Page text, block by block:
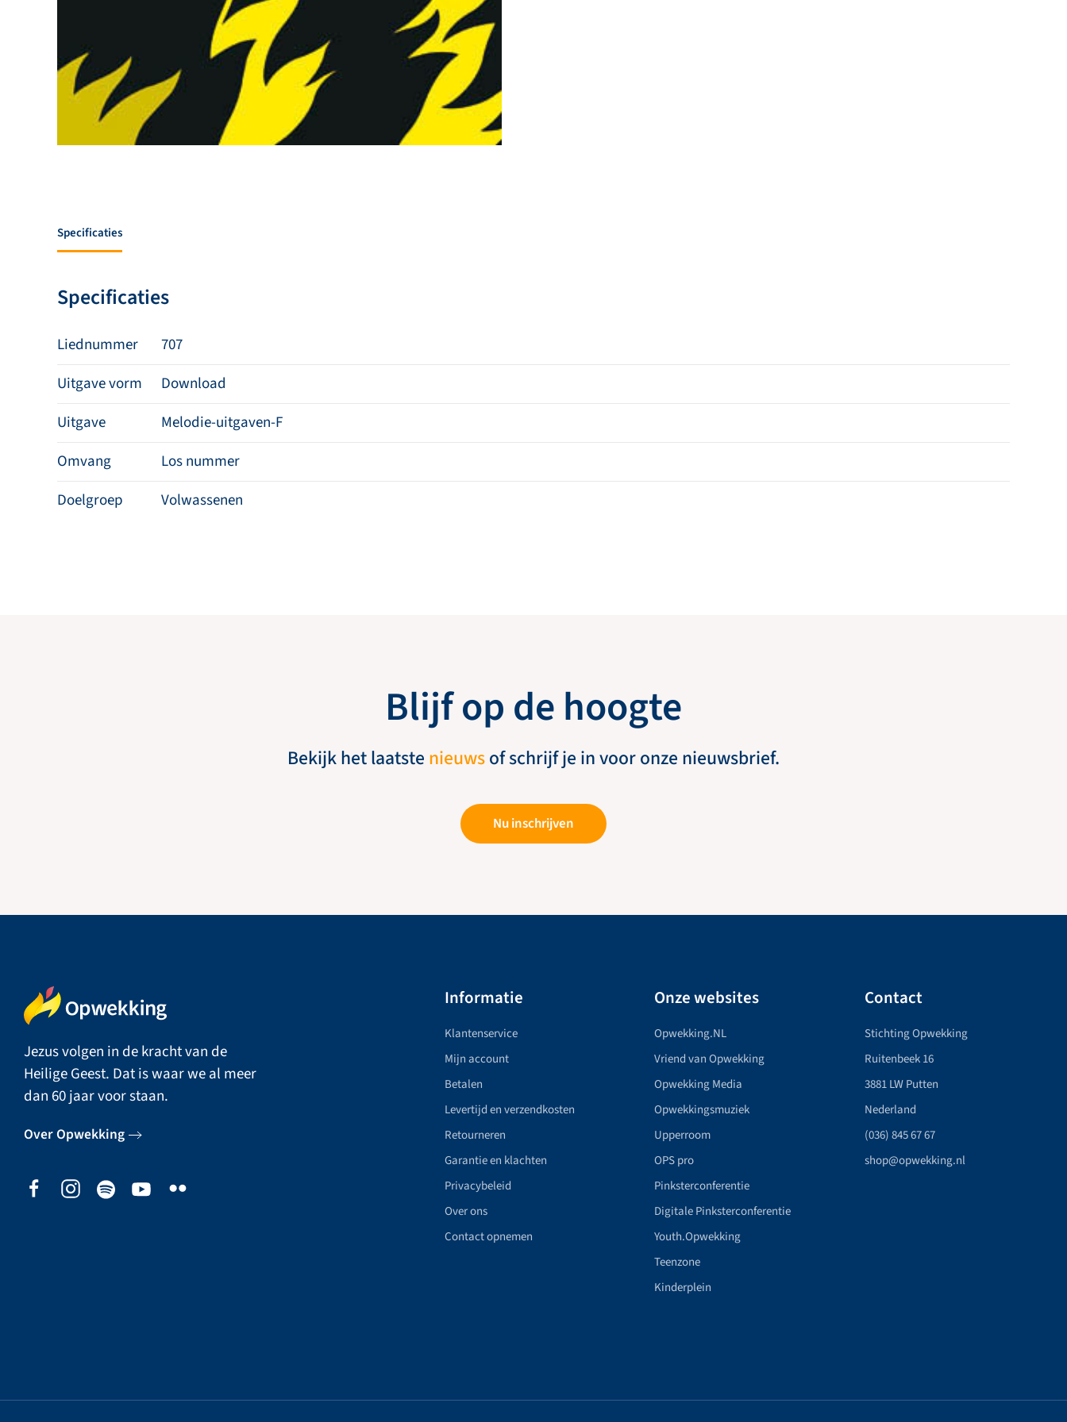
Specificaties
Specificaties
Liednummer
707
Uitgave vorm
Download
Uitgave
Melodie-uitgaven-F
Omvang
Los nummer
Doelgroep
Volwassenen
Blijf op de hoogte
Bekijk het laatste nieuwsof schrijf je in voor onze nieuwsbrief.
Nu inschrijven
Jezus volgen in de kracht van de
Heilige Geest. Dat is waar we al meer
dan 60 jaar voor staan.
Over Opwekking
Informatie
Klantenservice
Mijn account
Betalen
Levertijd en verzendkosten
Retourneren
Garantie en klachten
Privacybeleid
Over ons
Contact opnemen
Onze websites
Opwekking.NL
Vriend van Opwekking
Opwekking Media
Opwekkingsmuziek
Upperroom
OPS pro
Pinksterconferentie
Digitale Pinksterconferentie
Youth.Opwekking
Teenzone
Kinderplein
Contact
Stichting Opwekking
Ruitenbeek 16
3881 LW Putten
Nederland
(036) 845 67 67
shop@opwekking.nl